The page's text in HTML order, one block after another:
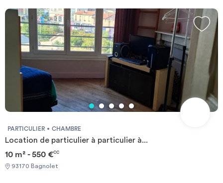
green parks all around Saint-Fargeau (Metro 3b) | 10 min🚶🏽
Porte des Lilas (Metro 11) | 10 min🚶🏽 Gallieni (Metro 3) | 10 min
🚶🏽 Adrienne Bolland (Tram 3b) | 5 min🚶🏽 Eurolines (long
distance buses) | 5 min🚶🏽
PARTICULIER CHAMBRE
Location de particulier à particulier à...
10 m² - 550 €CC
93170 Bagnolet